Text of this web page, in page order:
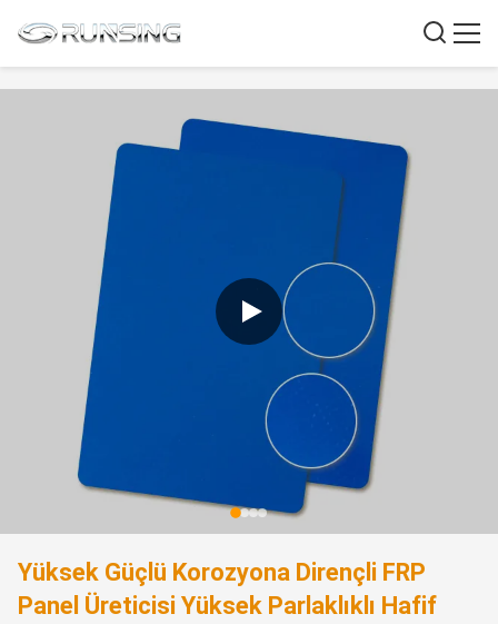
Yüksek Güçlü Korozyona Dirençli FRP
Panel Üreticisi Yüksek Parlaklıklı Hafif